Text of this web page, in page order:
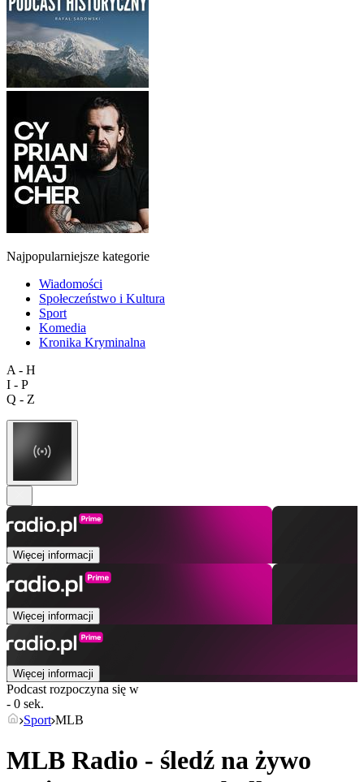
Najpopularniejsze kategorie
Wiadomości
Społeczeństwo i Kultura
Sport
Komedia
Kronika Kryminalna
A - H
I - P
Q - Z
Więcej informacji
Więcej informacji
Więcej informacji
Podcast rozpoczyna się w
- 0 sek.
Sport MLB
MLB Radio - śledź na żywo